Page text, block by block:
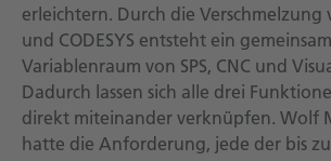
erleichtern. Durch die Verschmelzung
und CODESYS entsteht ein
Variablenraum von SPS, CNC und
Dadurch lassen sich alle drei
direkt miteinander verknüpfen. Wolf
hatte die Anforderung, jede der bis